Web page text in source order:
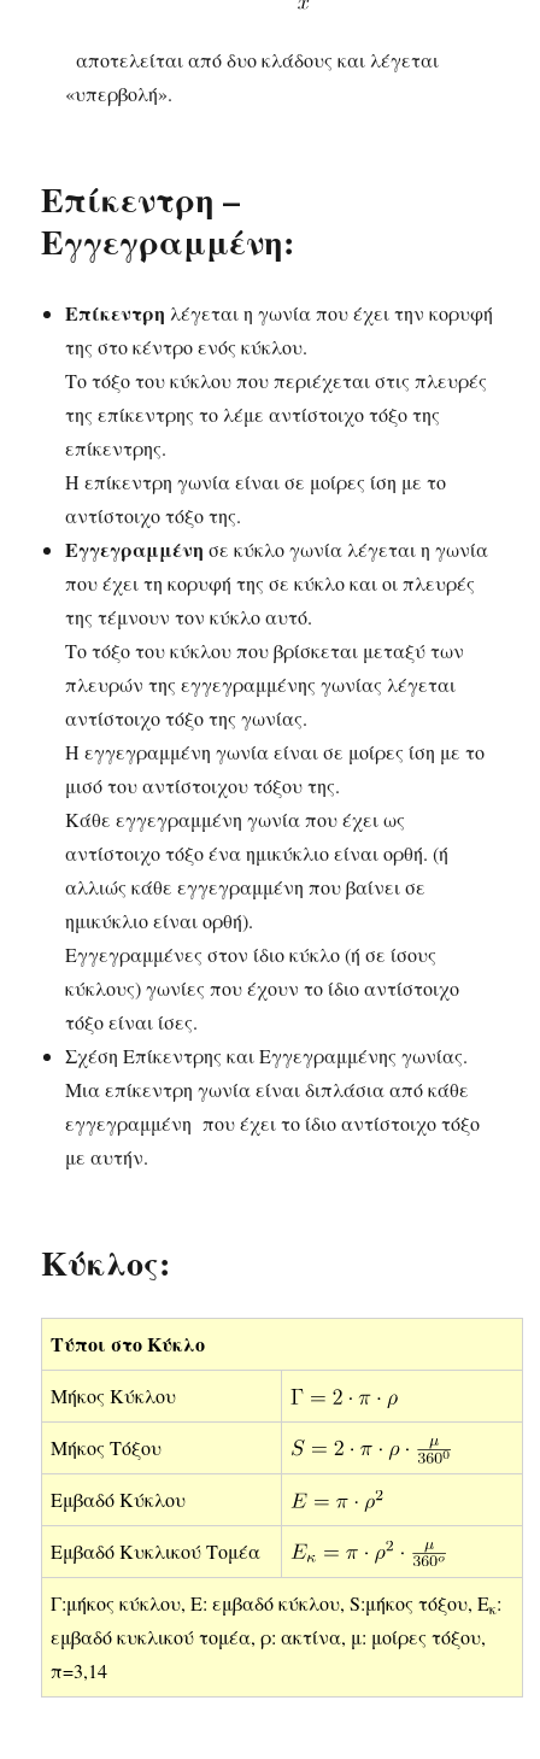
αποτελείται από δυο κλάδους και λέγεται
«υπερβολή».
Επίκεντρη –
Εγγεγραμμένη:
Επίκεντρηλέγεται η γωνία που έχει την κορυφή
της στο κέντρο ενός κύκλου.
Το τόξο του κύκλου που περιέχεται στις πλευρές
της επίκεντρης το λέμε αντίστοιχο τόξο της
επίκεντρης.
Η επίκεντρη γωνία είναι σε μοίρες ίση με το
αντίστοιχο τόξο της.
Εγγεγραμμένησε κύκλο γωνία λέγεται η γωνία
που έχει τη κορυφή της σε κύκλο και οι πλευρές
της τέμνουν τον κύκλο αυτό.
Το τόξο του κύκλου που βρίσκεται μεταξύ των
πλευρών της εγγεγραμμένης γωνίας λέγεται
αντίστοιχο τόξο της γωνίας.
Η εγγεγραμμένη γωνία είναι σε μοίρες ίση με το
μισό του αντίστοιχου τόξου της.
Κάθε εγγεγραμμένη γωνία που έχει ως
αντίστοιχο τόξο ένα ημικύκλιο είναι ορθή. (ή
αλλιώς κάθε εγγεγραμμένη που βαίνει σε
ημικύκλιο είναι ορθή).
Εγγεγραμμένες στον ίδιο κύκλο (ή σε ίσους
κύκλους) γωνίες που έχουν το ίδιο αντίστοιχο
τόξο είναι ίσες.
Σχέση Επίκεντρης και Εγγεγραμμένης γωνίας.
Μια επίκεντρη γωνία είναι διπλάσια από κάθε
εγγεγραμμένη που έχει το ίδιο αντίστοιχο τόξο
με αυτήν.
Κύκλος:
Τύποι στο Κύκλο
Μήκος Κύκλου
Μήκος Τόξου
Εμβαδό Κύκλου
Εμβαδό Κυκλικού Τομέα
Γ:μήκος κύκλου, Ε: εμβαδό κύκλου, S:μήκος τόξου, Εκ:
εμβαδό κυκλικού τομέα, ρ: ακτίνα, μ: μοίρες τόξου,
π=3,14